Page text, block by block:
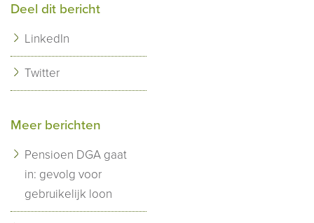
Deel dit bericht
LinkedIn
Twitter
Meer berichten
Pensioen DGA gaat
in: gevolg voor
gebruikelijk loon